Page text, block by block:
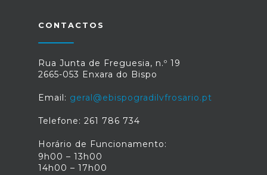
CONTACTOS
Rua Junta de Freguesia, n.º 19
2665-053 Enxara do Bispo
Email: geral@ebispogradilvfrosario.pt
Telefone: 261 786 734
Horário de Funcionamento:
9h00 – 13h00
14h00 – 17h00